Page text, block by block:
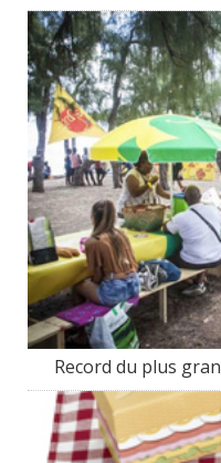
Record du plus